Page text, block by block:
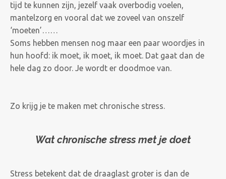
tijd te kunnen zijn, jezelf vaak overbodig voelen,
mantelzorg en vooral dat we zoveel van onszelf
‘moeten’……
Soms hebben mensen nog maar een paar woordjes in
hun hoofd: ik moet, ik moet, ik moet. Dat gaat dan de
hele dag zo door. Je wordt er doodmoe van.
Zo krijg je te maken met chronische stress.
Wat chronische stress met je doet
Stress betekent dat de draaglast groter is dan de